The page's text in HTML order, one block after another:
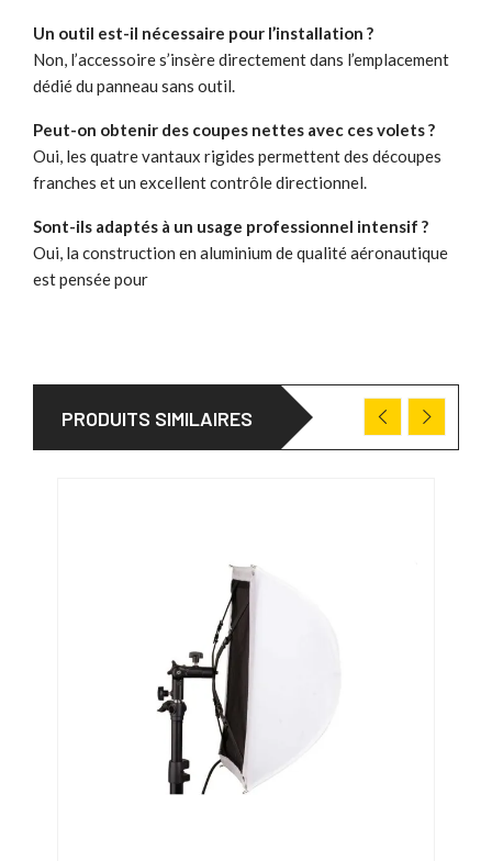
Un outil est-il nécessaire pour l’installation ?
Non, l’accessoire s’insère directement dans l’emplacement
dédié du panneau sans outil.
Peut-on obtenir des coupes nettes avec ces volets ?
Oui, les quatre vantaux rigides permettent des découpes
franches et un excellent contrôle directionnel.
Sont-ils adaptés à un usage professionnel intensif ?
Oui, la construction en aluminium de qualité aéronautique
est pensée pour
PRODUITS SIMILAIRES